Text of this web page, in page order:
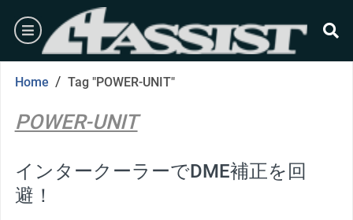
content
burger
Home / Tag "POWER-UNIT"
POWER-UNIT
インタークーラーでDME補正を回
避！